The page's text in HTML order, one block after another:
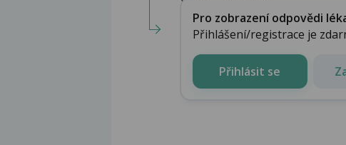
Pro zobrazení odpovědi
Přihlášení/registrace je
Přihlásit se